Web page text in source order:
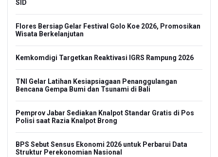
SID
Flores Bersiap Gelar Festival Golo Koe 2026, Promosikan
Wisata Berkelanjutan
Kemkomdigi Targetkan Reaktivasi IGRS Rampung 2026
TNI Gelar Latihan Kesiapsiagaan Penanggulangan
Bencana Gempa Bumi dan Tsunami di Bali
Pemprov Jabar Sediakan Knalpot Standar Gratis di Pos
Polisi saat Razia Knalpot Brong
BPS Sebut Sensus Ekonomi 2026 untuk Perbarui Data
Struktur Perekonomian Nasional